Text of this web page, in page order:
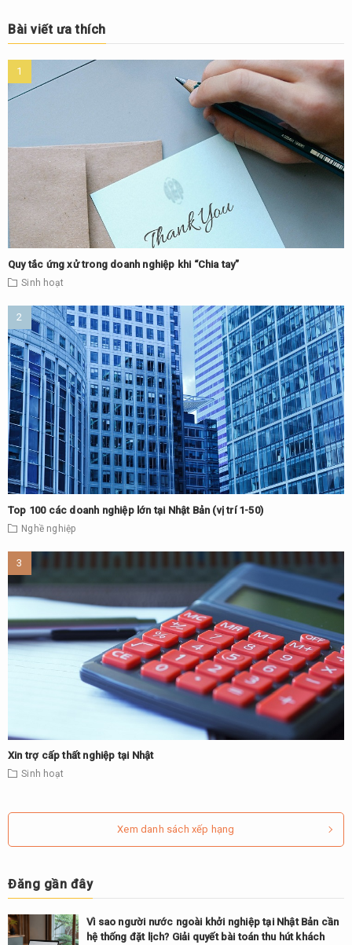
Bài viết ưa thích
Quy tắc ứng xử trong doanh nghiệp khi “Chia tay”
Sinh hoạt
Top 100 các doanh nghiệp lớn tại Nhật Bản (vị trí 1-50)
Nghề nghiệp
Xin trợ cấp thất nghiệp tại Nhật
Sinh hoạt
Xem danh sách xếp hạng
Đăng gần đây
Vì sao người nước ngoài khởi nghiệp tại Nhật Bản cần
hệ thống đặt lịch? Giải quyết bài toán thu hút khách